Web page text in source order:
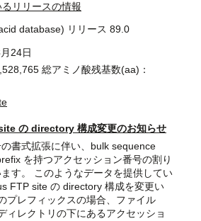
リリースの情報
database) リリース 89.0
24日
総アミノ酸残基数(aa)：
の directory 構成変更のお知らせ
書式拡張に伴い、bulk sequence
を持つアクセッション番号の割り
す。 このようなデータを提供してい
FTP site の directory 構成を変更い
プレフィックスの場合、ファイル
ィレクトリの下にあるアクセッショ